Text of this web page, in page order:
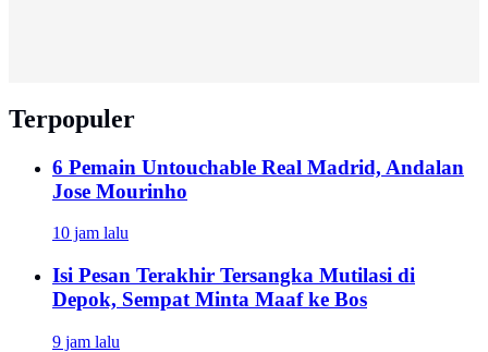
Terpopuler
6 Pemain Untouchable Real Madrid, Andalan
Jose Mourinho
10 jam lalu
Isi Pesan Terakhir Tersangka Mutilasi di
Depok, Sempat Minta Maaf ke Bos
9 jam lalu